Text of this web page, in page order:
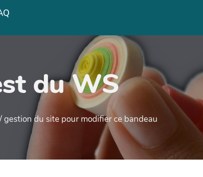
du WS
du site pour modifier ce bandeau